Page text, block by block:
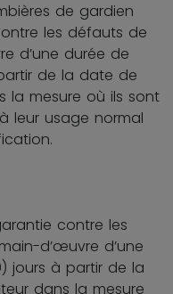
de gardien
les défauts de
d’une durée de
de la date de
la mesure où ils sont
leur usage normal
contre les
d’œuvre d’une
jours à partir de la
dans la mesure